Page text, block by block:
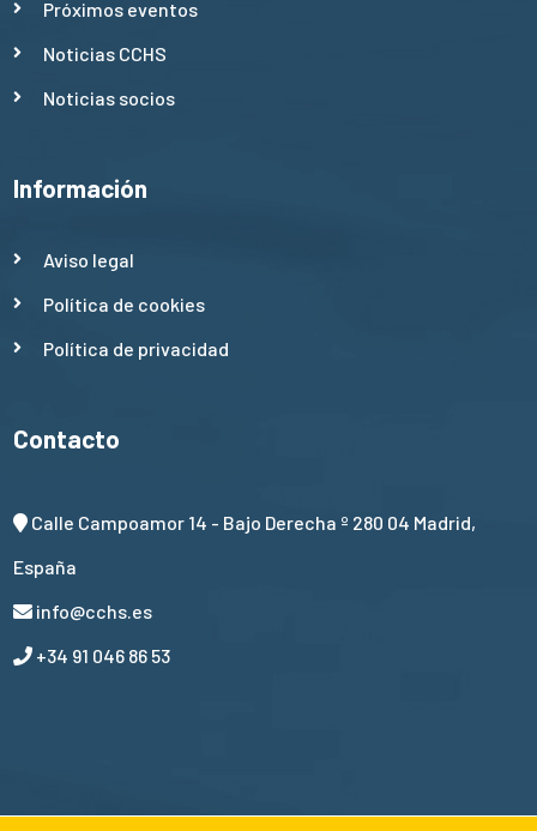
Próximos eventos
Noticias CCHS
Noticias socios
Información
Aviso legal
Política de cookies
Política de privacidad
Contacto
Calle Campoamor 14 - Bajo Derecha º 280 04 Madrid,
España
info@cchs.es
+34 91 046 86 53